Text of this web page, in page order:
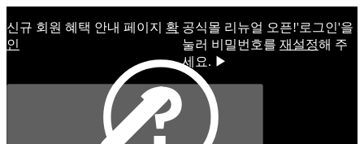
신규 회원 혜택 안내 페이지 확
인
공식몰 리뉴얼 오픈!ㅤ'로그인'을
눌러 비밀번호를 재설정해 주
세요. ▶